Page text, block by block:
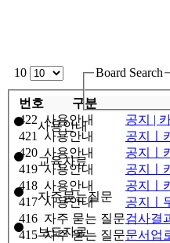
10
사용안내
교육자료
자주묻는질문
보도자료
Board Search
번호 구분
422 사용안내
공지 |
421
사용안내
공지ㅣ
420 사용안내
공지ㅣ
419 사용안내
공지ㅣ
418 사용안내
공지ㅣ
417 사용안내
공지ㅣ
416 자주 묻는 질문검사결
415 자주 묻는 질문문서업